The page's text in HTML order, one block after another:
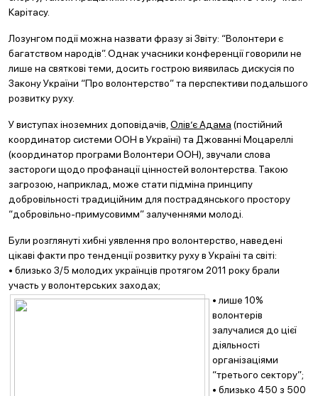
Карітасу.
Лозунгом події можна назвати фразу зі Звіту: “Волонтери є
багатством народів”. Однак учасники конференції говорили не
лише на святкові теми, досить гострою виявилась дискусія по
Закону України “Про волонтерство” та перспективи подальшого
розвитку руху.
У виступах іноземних доповідачів, Олів’є Адама (постійний
координатор системи ООН в Україні) та Джованні Моцареллі
(координатор програми Волонтери ООН), звучали слова
застороги щодо профанації цінностей волонтерства. Такою
загрозою, наприклад, може стати підміна принципу
добровільності традиційним для пострадянського простору
“добровільно-примусовимм” залученнями молоді.
Були розглянуті хибні уявлення про волонтерство, наведені
цікаві факти про тенденції розвитку руху в Україні та світі:
• близько 3/5 молодих українців протягом 2011 року брали
участь у волонтерських заходах;
• лише 10%
волонтерів
залучалися до цієї
діяльності
організаціями
“третього сектору”;
• близько 450 з 500